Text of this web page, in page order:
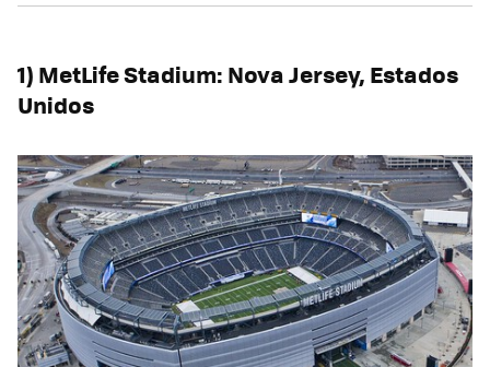
1) MetLife Stadium: Nova Jersey, Estados
Unidos